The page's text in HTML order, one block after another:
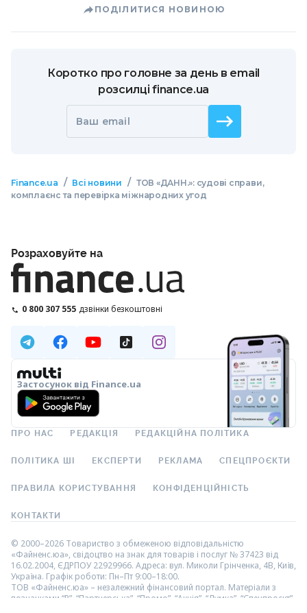
ПОДІЛИТИСЯ НОВИНОЮ
Коротко про головне за день в email
розсилці finance.ua
Ваш email
Finance.ua / Всі новини / ТОВ «ДАНН.»: судові справи,
комплаєнс та перевірка міжнародних угод
Розраховуйте на
0 800 307 555 дзвінки безкоштовні
Застосунок від Finance.ua
ПРО НАС РЕДАКЦІЯ РЕДАКЦІЙНА ПОЛІТИКА
ПОЛІТИКА ШІ ЕКСПЕРТИ РЕКЛАМА СПЕЦПРОЄКТИ
ПРАВИЛА КОРИСТУВАННЯ КОНФІДЕНЦІЙНІСТЬ
КОНТАКТИ
© 2000–2026 Товариство з обмеженою відповідальністю
«Файненс.юа», свідоцтво на знак для товарів і послуг № 37423 від
16.02.2004, ЄДРПОУ 22929966. Адреса: вул. Миколи Грінченка, 4В, Київ,
Україна. Графік роботи: Пн–Пт 9:00–18:00.
ТОВ «Файненс.юа» – незалежний фінансовий портал. Матеріали з
позначками “Р”, “Партнерська”, “Промо”, “Акція”, “Думка”, “Спецпроєкт”,